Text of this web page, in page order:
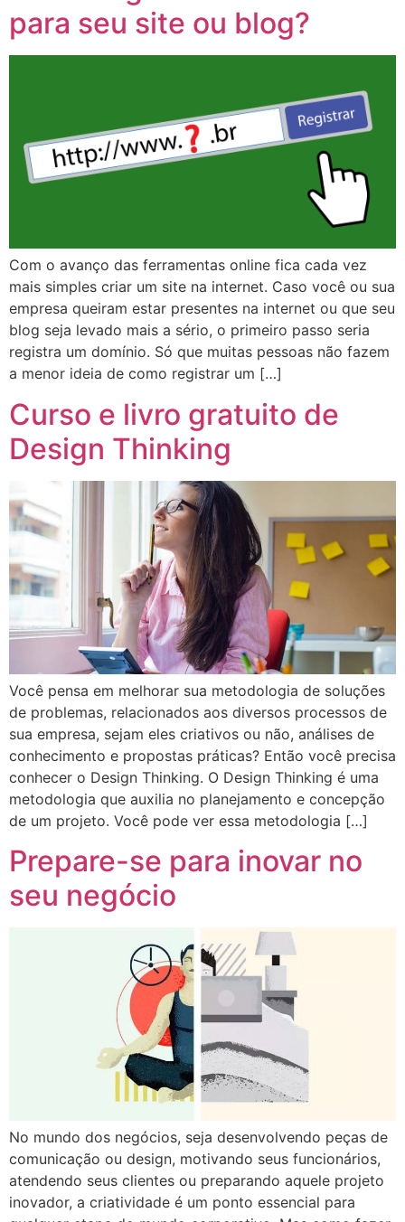
para seu site ou blog?
Com o avanço das ferramentas online fica cada vez
mais simples criar um site na internet. Caso você ou sua
empresa queiram estar presentes na internet ou que seu
blog seja levado mais a sério, o primeiro passo seria
registra um domínio. Só que muitas pessoas não fazem
a menor ideia de como registrar um […]
Curso e livro gratuito de
Design Thinking
Você pensa em melhorar sua metodologia de soluções
de problemas, relacionados aos diversos processos de
sua empresa, sejam eles criativos ou não, análises de
conhecimento e propostas práticas? Então você precisa
conhecer o Design Thinking. O Design Thinking é uma
metodologia que auxilia no planejamento e concepção
de um projeto. Você pode ver essa metodologia […]
Prepare-se para inovar no
seu negócio
No mundo dos negócios, seja desenvolvendo peças de
comunicação ou design, motivando seus funcionários,
atendendo seus clientes ou preparando aquele projeto
inovador, a criatividade é um ponto essencial para